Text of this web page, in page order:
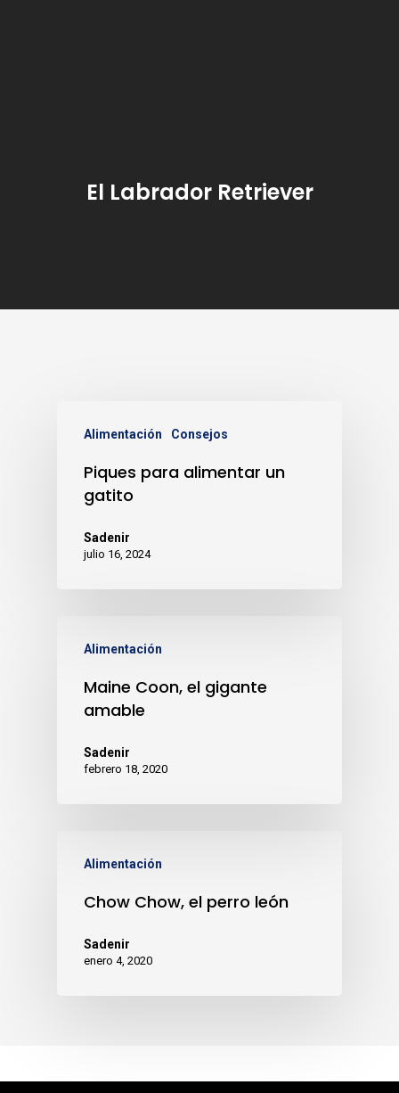
El Labrador Retriever
Alimentación Consejos
Piques para alimentar un
gatito
Sadenir
julio 16, 2024
Alimentación
Maine Coon, el gigante
amable
Sadenir
febrero 18, 2020
Alimentación
Chow Chow, el perro león
Sadenir
enero 4, 2020